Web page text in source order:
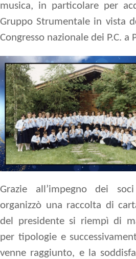
musica, in particolare per
Gruppo Strumentale in vista
Congresso nazionale dei P.C. a
Grazie all’impegno dei
organizzò una raccolta di
del presidente si riempì di
per tipologie e
venne raggiunto, e la